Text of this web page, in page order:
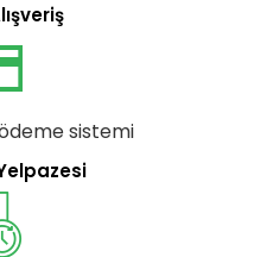
sistemi